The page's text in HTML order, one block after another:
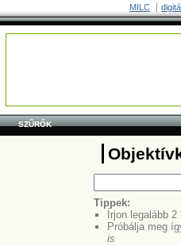
MILC
SZŰRŐK
Tippek:
Írjon legalább
Próbálja meg
is